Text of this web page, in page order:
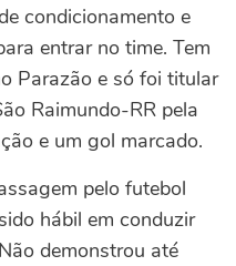
condicionamento e
entrar no time. Tem
Parazão e só foi titular
Raimundo-RR pela
e um gol marcado.
pelo futebol
hábil em conduzir
demonstrou até